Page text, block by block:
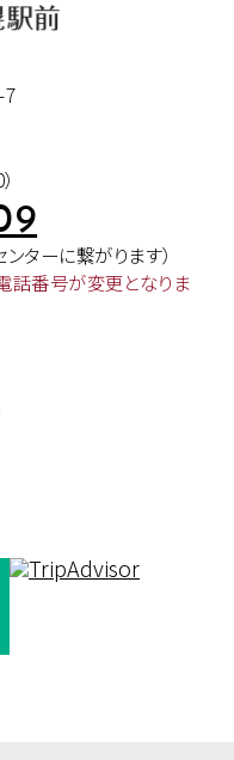
7
ンターに繋がります）
話番号が変更となりま